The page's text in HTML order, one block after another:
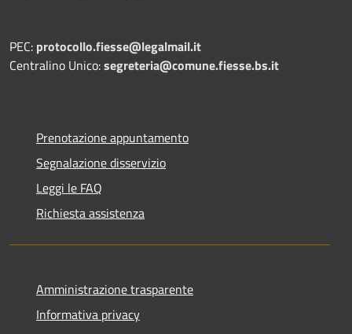
PEC: protocollo.fiesse@legalmail.it
Centralino Unico:segreteria@comune.fiesse.bs.it
Prenotazione appuntamento
Segnalazione disservizio
Leggi le FAQ
Richiesta assistenza
Amministrazione trasparente
Informativa privacy